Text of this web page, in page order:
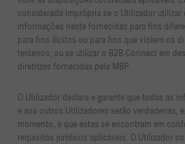
considerada imprópria se o Utilizador utilizar
informações neste fornecidas para fins
para fins ilícitos ou para fins que violem os
terceiros, ou se utilizar o B2B Connect em
diretrizes fornecidas pela MBP.
O Utilizador declara e garante que todas as
e aos outros Utilizadores serão verdadeiras,
momento, e que estas se encontram em
requisitos jurídicos aplicáveis. O Utilizador